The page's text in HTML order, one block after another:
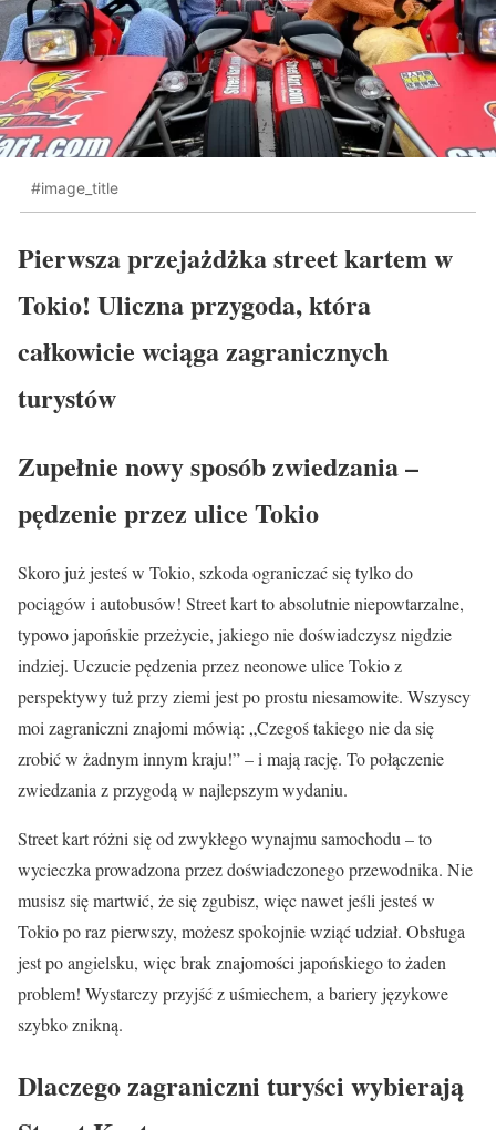
#image_title
Pierwsza przejażdżka street kartem w
Tokio! Uliczna przygoda, która
całkowicie wciąga zagranicznych
turystów
Zupełnie nowy sposób zwiedzania –
pędzenie przez ulice Tokio
Skoro już jesteś w Tokio, szkoda ograniczać się tylko do
pociągów i autobusów! Street kart to absolutnie niepowtarzalne,
typowo japońskie przeżycie, jakiego nie doświadczysz nigdzie
indziej. Uczucie pędzenia przez neonowe ulice Tokio z
perspektywy tuż przy ziemi jest po prostu niesamowite. Wszyscy
moi zagraniczni znajomi mówią: „Czegoś takiego nie da się
zrobić w żadnym innym kraju!” – i mają rację. To połączenie
zwiedzania z przygodą w najlepszym wydaniu.
Street kart różni się od zwykłego wynajmu samochodu – to
wycieczka prowadzona przez doświadczonego przewodnika. Nie
musisz się martwić, że się zgubisz, więc nawet jeśli jesteś w
Tokio po raz pierwszy, możesz spokojnie wziąć udział. Obsługa
jest po angielsku, więc brak znajomości japońskiego to żaden
problem! Wystarczy przyjść z uśmiechem, a bariery językowe
szybko znikną.
Dlaczego zagraniczni turyści wybierają